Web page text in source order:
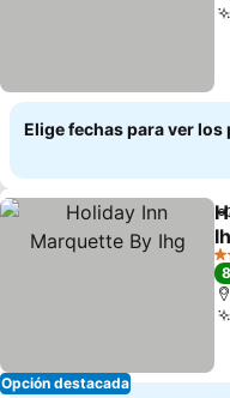
Elige fechas para ver
Opción destacada
3